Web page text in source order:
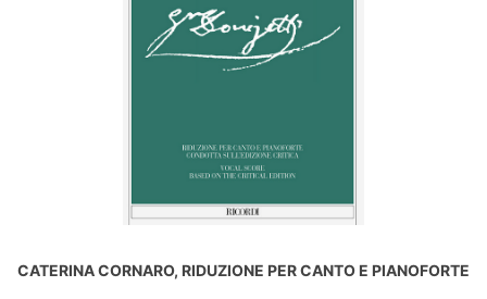
CATERINA CORNARO, RIDUZIONE PER CANTO E PIANOFORTE